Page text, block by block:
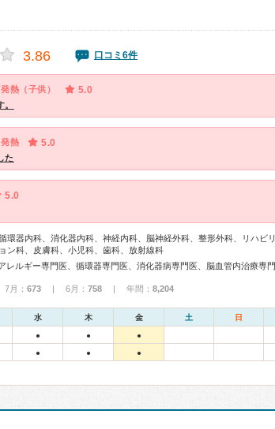
3.86 口コミ6件
熱（子供） 5.0
熱 5.0
た
5.0
環器内科、消化器内科、神経内科、脳神経外科、整形外科、リハビリ
ン科、皮膚科、小児科、歯科、放射線科
月： 673 | 6月： 758 | 年間： 8,204
水 木 金 土 日
● ● ●
● ● ●